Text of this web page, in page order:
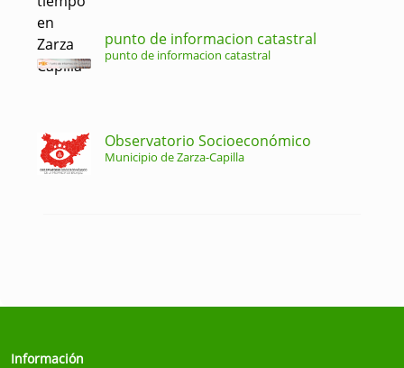
punto de informacion catastral
punto de informacion catastral
Observatorio Socioeconómico
Municipio de Zarza-Capilla
Información